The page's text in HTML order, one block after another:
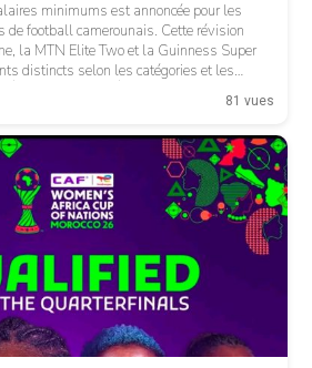
minimums est annoncée pour les
de football camerounais. Cette révision
la MTN Elite Two et la Guinness Super
distincts selon les catégories et les
LA PUBLICITÉ Selon les informations
[…]
81 vues